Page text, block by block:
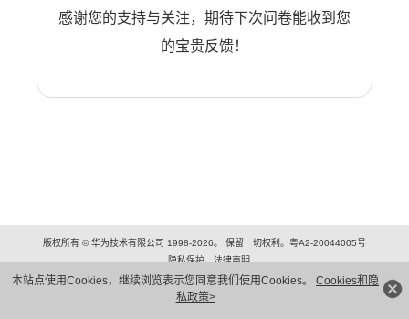
本站点使用Cookies，继续浏览表示您同意我们使用Cookies。 Cookies和隐
私政策>
感谢您的支持与关注，期待下次问卷能收到您
的宝贵反馈！
版权所有 © 华为技术有限公司 1998-2026。 保留一切权利。粤A2-20044005号
隐私保护
法律声明